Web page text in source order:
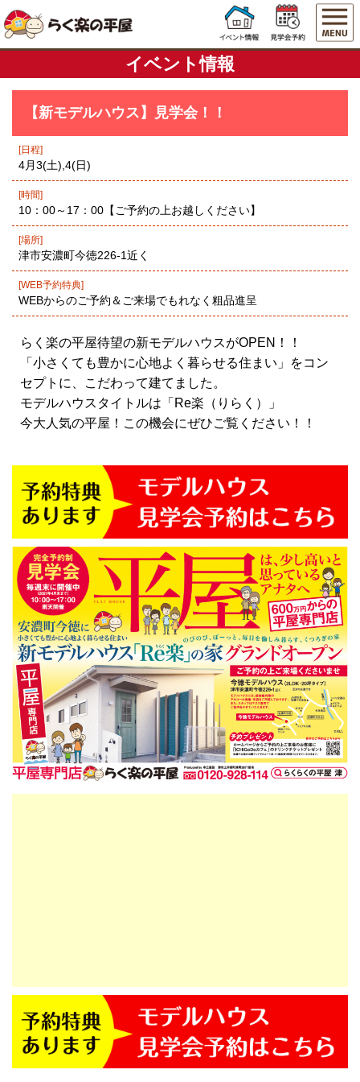
イベント情報
【新モデルハウス】見学会！！
[日程]
4月3(土),4(日)
[時間]
10：00～17：00【ご予約の上お越しください】
[場所]
津市安濃町今徳226-1近く
[WEB予約特典]
WEBからのご予約＆ご来場でもれなく粗品進呈
らく楽の平屋待望の新モデルハウスがOPEN！！
「小さくても豊かに心地よく暮らせる住まい」をコン
セプトに、こだわって建てました。
モデルハウスタイトルは「Re楽（りらく）」
今大人気の平屋！この機会にぜひご覧ください！！